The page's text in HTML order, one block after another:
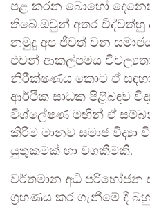
පළ කරන බොහෝ
තිබේ.ඔවුන් අතර විද්වත්හු
නමුදු අප ජීවත් වන
එවන් ආකල්පමය
නිරීක්ෂණය කොට ඒ
ආර්ථික සාධක පිළිබඳව
විශ්ලේෂණ මඟින් ඒ
කිරීම මානව සමාජ
යුතුකමක් හා වගකීමකි.
වර්තමාන අධි පරිභෝජන
ග්‍රහණය කර ගැනීමේ දී